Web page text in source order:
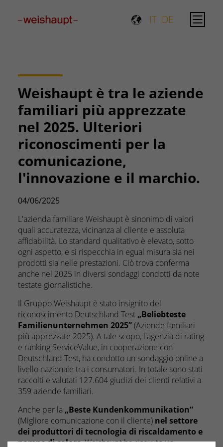
IT DE
Weishaupt è tra le aziende
familiari più apprezzate
nel 2025. Ulteriori
riconoscimenti per la
comunicazione,
l'innovazione e il marchio.
04/06/2025
L'azienda familiare Weishaupt è sinonimo di valori
quali accuratezza, vicinanza al cliente e assoluta
affidabilità. Lo standard qualitativo è elevato, sotto
ogni aspetto, e si rispecchia in egual misura sia nei
prodotti sia nelle prestazioni. Ciò trova conferma
anche nel 2025 in diversi sondaggi condotti da note
testate giornalistiche.
Il Gruppo Weishaupt è stato insignito del
riconoscimento Deutschland Test „Beliebteste
Familienunternehmen 2025”(Aziende familiari
più apprezzate 2025). A tale scopo, l'agenzia di rating
e ranking ServiceValue, in cooperazione con
Deutschland Test, ha condotto un sondaggio online a
livello nazionale tra i consumatori. In totale sono stati
raccolti e valutati 127.604 giudizi dei clienti relativi a
359 aziende familiari.
Anche per la „Beste Kundenkommunikation”
(Migliore comunicazione con il cliente) nel settore
dei produttori di tecnologia di riscaldamento e
pompe di calore, Weishaupt ha ricevuto un